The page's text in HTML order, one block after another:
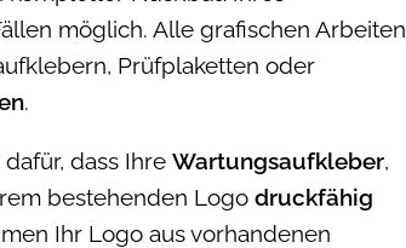
möglich. Alle grafischen Arbeiten
Prüfplaketten oder
.
dass Ihre Wartungsaufkleber,
bestehenden Logo druckfähig
Ihr Logo aus vorhandenen